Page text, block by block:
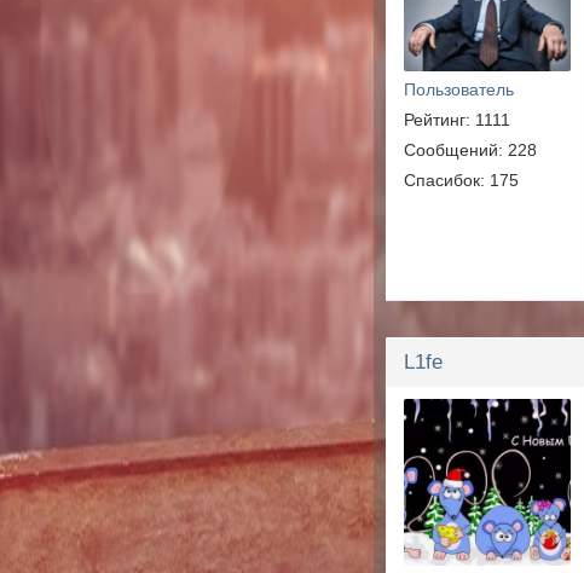
Пользователь
Рейтинг: 1111
Сообщений: 228
Спасибок: 175
L1fe